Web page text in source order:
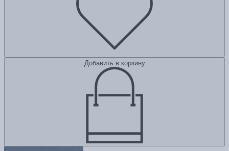
Добавить в корзину